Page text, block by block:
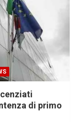
di primo